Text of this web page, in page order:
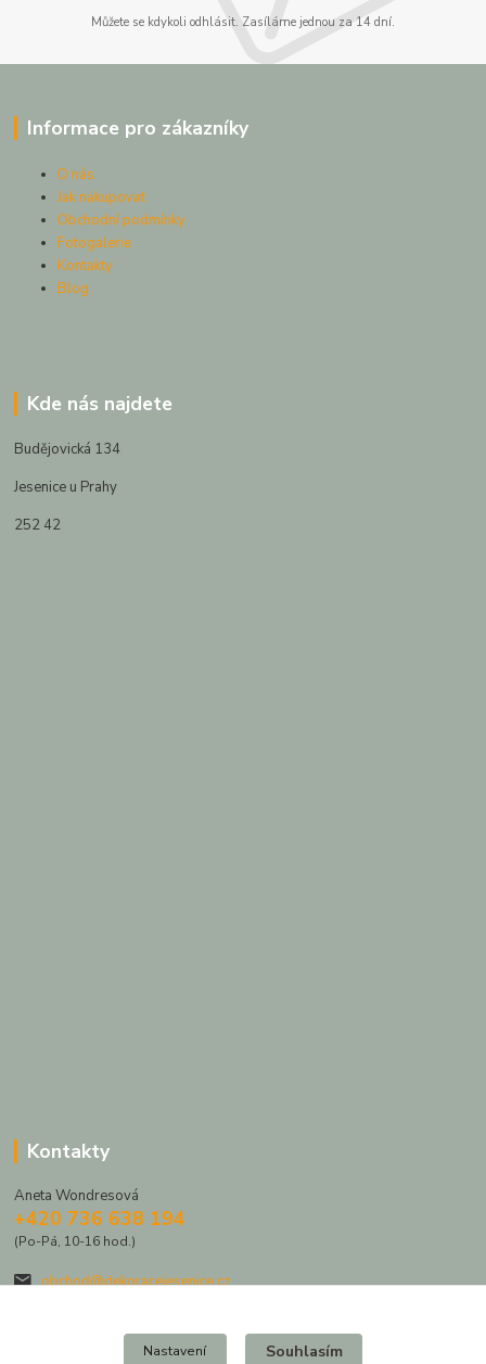
Můžete se kdykoli odhlásit. Zasíláme jednou za 14 dní.
Informace pro zákazníky
O nás
Jak nakupovat
Obchodní podmínky
Fotogalerie
Kontakty
Blog
Kde nás najdete
Budějovická 134
Jesenice u Prahy
252 42
Kontakty
Aneta Wondresová
+420 736 638 194
(Po-Pá, 10-16 hod.)
obchod@dekoracejesenice.cz
Nastavení Souhlasím